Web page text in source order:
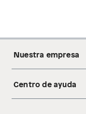
Nuestra empresa
Acerca de nosotros
Centro de ayuda